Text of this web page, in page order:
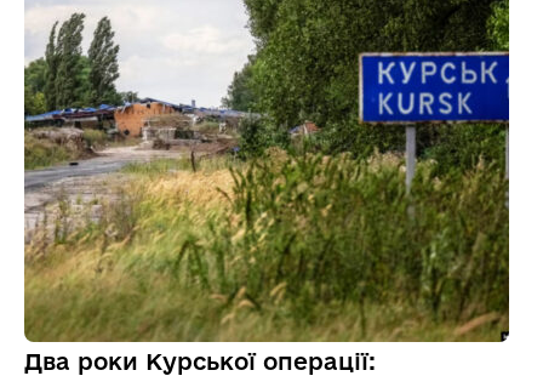
Два роки Курської операції: